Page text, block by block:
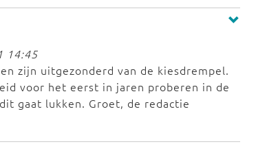
14:45
zijn uitgezonderd van de kiesdrempel.
voor het eerst in jaren proberen in de
gaat lukken. Groet, de redactie